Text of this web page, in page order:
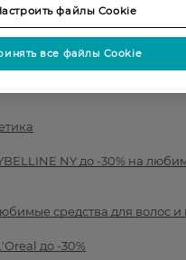
уход и окрашивание волос
NY до -30% на
средства для волос и
до -30%
файлы Cookie
все файлы Cookie